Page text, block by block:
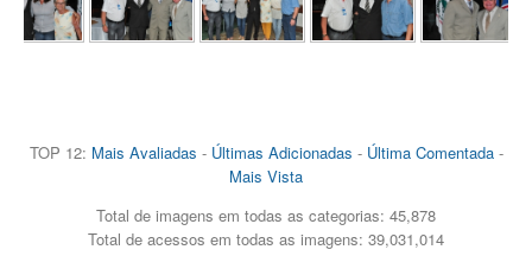
TOP 12: Mais Avaliadas - Últimas Adicionadas - Última Comentada-
Mais Vista
Total de imagens em todas as categorias: 45,878
Total de acessos em todas as imagens: 39,031,014